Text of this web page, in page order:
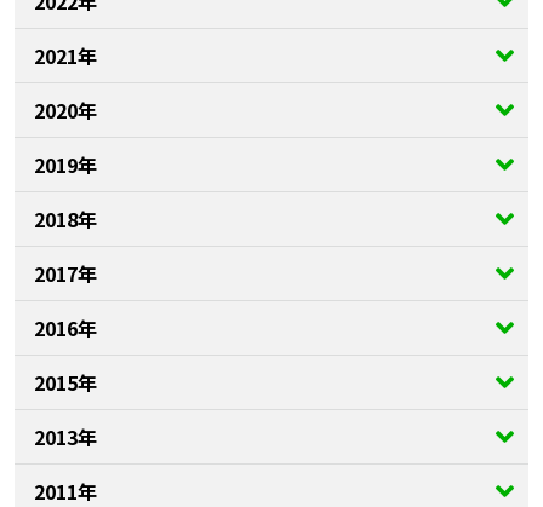
2021年
2020年
2019年
2018年
2017年
2016年
2015年
2013年
2011年